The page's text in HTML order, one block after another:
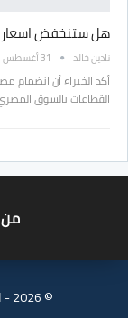
هل ستنخفض اسعار
نادين خالد 31 أغسطس 2023
أكد الخبراء أن انضمام
القطاعات بالسوق
© 2026 - ايجي كار. جميع الحقوق محفوظة.